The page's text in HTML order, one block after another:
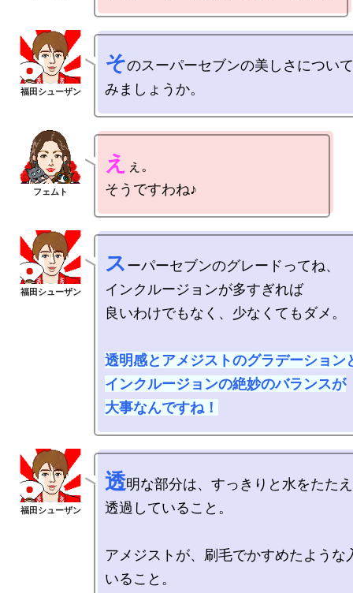
そのスーパーセブンの美しさについ
え
ぇ。
スーパーセブンのグレードってね、
インクルージョンが多すぎれば
良いわけでもなく、少なくてもダメ。
透明感とアメジストのグラデーション
インクルージョンの絶妙のバランスが
大事なんですね！
透明な部分は、すっきりと水をたた
透過していること。
アメジストが、刷毛でかすめたような
いること。